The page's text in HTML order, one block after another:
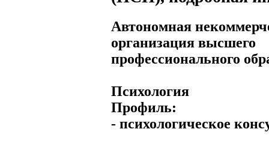
Автономная
организация высшего
профессионального
Психология
Профиль:
- психологическое